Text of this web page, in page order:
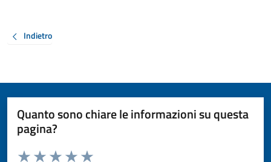
Indietro
Quanto sono chiare le informazioni su questa
pagina?
Valuta da 1 a 5 stelle la pagina